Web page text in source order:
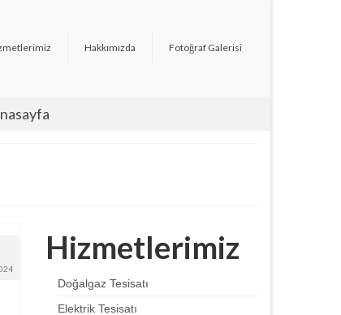
Hakkımızda Fotoğraf Galerisi
Hizmetlerimiz
Doğalgaz Tesisatı
Elektrik Tesisatı